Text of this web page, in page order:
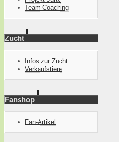
Team-Coaching
Zucht
Infos zur Zucht
Verkaufstiere
Fanshop
Fan-Artikel